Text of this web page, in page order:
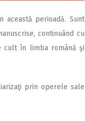
această perioadă. Sunt
continuând cu
cult în limba română şi
prin operele sale